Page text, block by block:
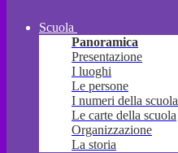
Scuola
Panoramica
Presentazione
I luoghi
Le persone
I numeri della scuola
Le carte della scuola
Organizzazione
La storia